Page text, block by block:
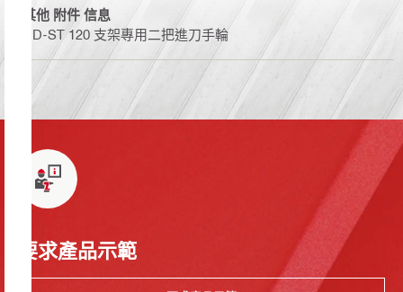
其他 附件 信息
DD-ST 120 支架專用二把進刀手輪
要求產品示範